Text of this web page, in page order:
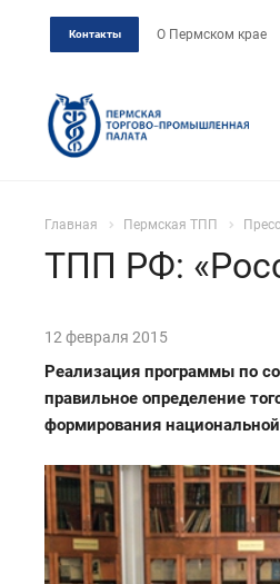
Контакты О Пермском крае
Главная Пермская ТПП
ТПП РФ:
12 февраля 2015
Реализация программы по
правильное определение
формирования